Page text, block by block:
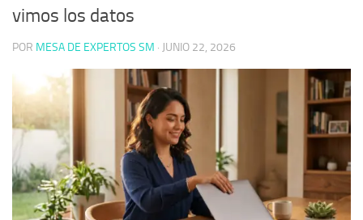
vimos los datos
POR MESA DE EXPERTOS SM · JUNIO 22, 2026